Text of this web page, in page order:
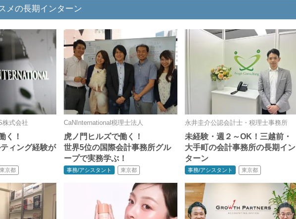
メの長期インターン
株式会社
く！
ィング経験が
東京都
CaNInternational税理士法人
虎ノ門ヒルズで働く！
世界5位の国際会計事務所グル
ープで実務学ぶ！
事務/アシスタント 東京都
永井圭介公認会計士・税理士事務所
未経験・週２～OK！三越前・
大手町の会計事務所の長期イン
ターン
事務/アシスタント 東京都